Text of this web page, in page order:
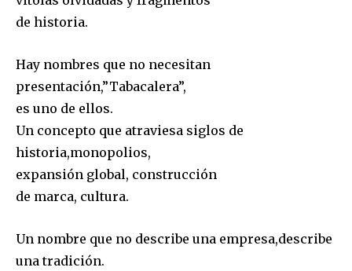
de historia.
Hay nombres que no necesitan
presentación,”Tabacalera”,
es uno de ellos.
Un concepto que atraviesa siglos de
historia,monopolios,
expansión global, construcción
de marca, cultura.
Un nombre que no describe una empresa,describe
una tradición.